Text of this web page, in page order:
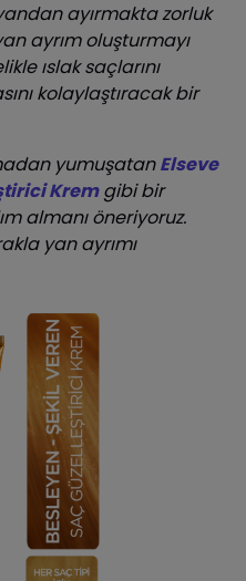
ayırmakta zorluk
ayrım oluşturmayı
ıslak saçlarını
kolaylaştıracak bir
yumuşatanElseve
Kremgibi bir
almanı öneriyoruz.
yan ayrımı